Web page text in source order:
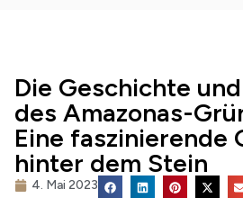
Die Geschichte
des Amazonas-
Eine faszinierende
hinter dem Stein
4. Mai 2023